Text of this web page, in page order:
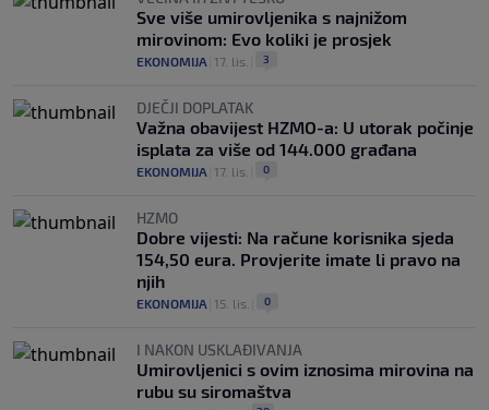
Sve više umirovljenika s najnižom
mirovinom: Evo koliki je prosjek
EKONOMIJA 17. lis. 3
DJEČJI DOPLATAK
Važna obavijest HZMO-a: U utorak počinje
isplata za više od 144.000 građana
EKONOMIJA 17. lis. 0
HZMO
Dobre vijesti: Na račune korisnika sjeda
154,50 eura. Provjerite imate li pravo na
njih
EKONOMIJA 15. lis. 0
I NAKON USKLAĐIVANJA
Umirovljenici s ovim iznosima mirovina na
rubu su siromaštva